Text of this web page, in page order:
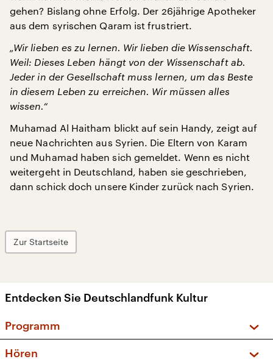
gehen? Bislang ohne Erfolg. Der 26jährige Apotheker
aus dem syrischen Qaram ist frustriert.
„Wir lieben es zu lernen. Wir lieben die Wissenschaft.
Weil: Dieses Leben hängt von der Wissenschaft ab.
Jeder in der Gesellschaft muss lernen, um das Beste
in diesem Leben zu erreichen. Wir müssen alles
wissen.“
Muhamad Al Haitham blickt auf sein Handy, zeigt auf
neue Nachrichten aus Syrien. Die Eltern von Karam
und Muhamad haben sich gemeldet. Wenn es nicht
weitergeht in Deutschland, haben sie geschrieben,
dann schick doch unsere Kinder zurück nach Syrien.
Zur Startseite
Entdecken Sie Deutschlandfunk Kultur
Programm
Hören